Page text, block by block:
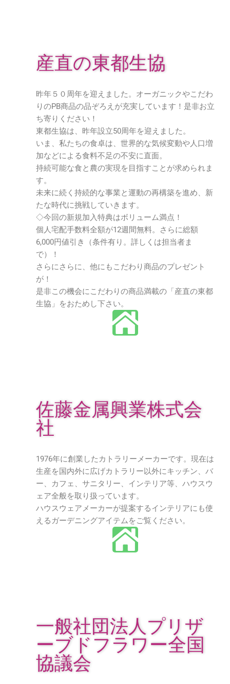
産直の東都生協
昨年５０周年を迎えました。オーガニックやこだわ
りのPB商品の品ぞろえが充実しています！是非お立
ち寄りください！
東都生協は、昨年設立50周年を迎えました。
いま、私たちの食卓は、世界的な気候変動や人口増
加などによる食料不足の不安に直面。
持続可能な食と農の実現を目指すことが求められま
す。
未来に続く持続的な事業と運動の再構築を進め、新
たな時代に挑戦していきます。
◇今回の新規加入特典はボリューム満点！
個人宅配手数料全額が12週間無料。さらに総額
6,000円値引き（条件有り。詳しくは担当者ま
で）！
さらにさらに、他にもこだわり商品のプレゼント
が！
是非この機会にこだわりの商品満載の「産直の東都
生協」をおためし下さい。
佐藤金属興業株式会
社
1976年に創業したカトラリーメーカーです。現在は
生産を国内外に広げカトラリー以外にキッチン、バ
ー、カフェ、サニタリー、インテリア等、ハウスウ
ェア全般を取り扱っています。
ハウスウェアメーカーが提案するインテリアにも使
えるガーデニングアイテムをご覧ください。
一般社団法人プリザ
ーブドフラワー全国
協議会